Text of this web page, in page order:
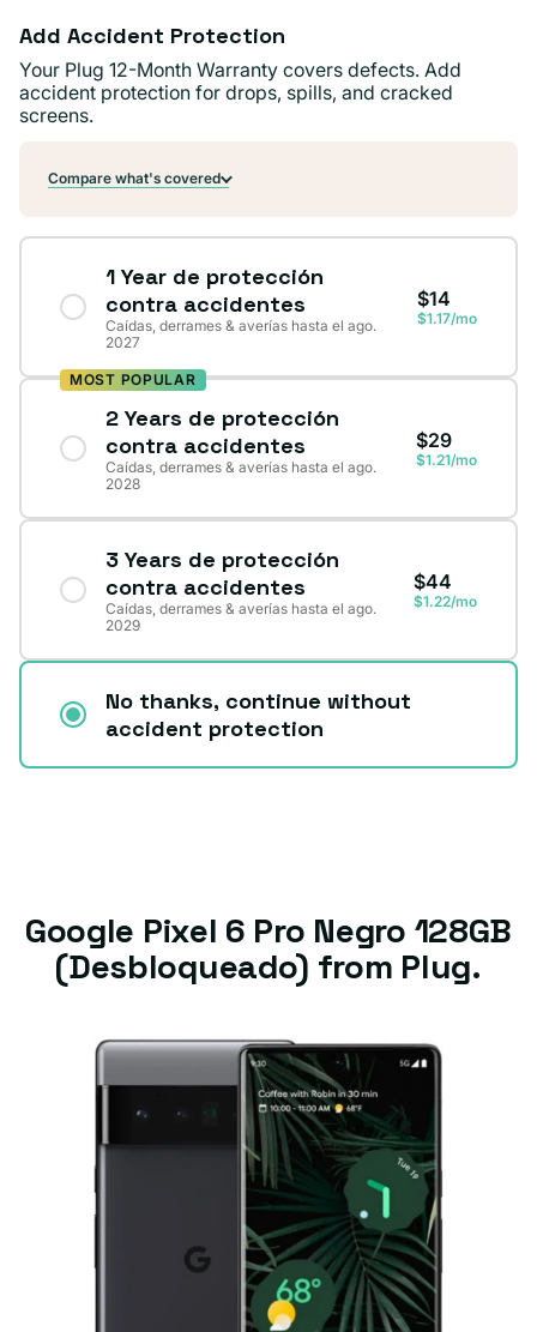
Add Accident Protection
Your Plug 12-Month Warranty covers defects. Add
accident protection for drops, spills, and cracked
screens.
Compare what's covered
1 Year de protección
contra accidentes
Caídas, derrames & averías hasta el ago.
2027
$14
$1.17/mo
MOST POPULAR
2 Years de protección
contra accidentes
Caídas, derrames & averías hasta el ago.
2028
$29
$1.21/mo
3 Years de protección
contra accidentes
Caídas, derrames & averías hasta el ago.
2029
$44
$1.22/mo
No thanks, continue without
accident protection
Google Pixel 6 Pro Negro 128GB
(Desbloqueado) from Plug.